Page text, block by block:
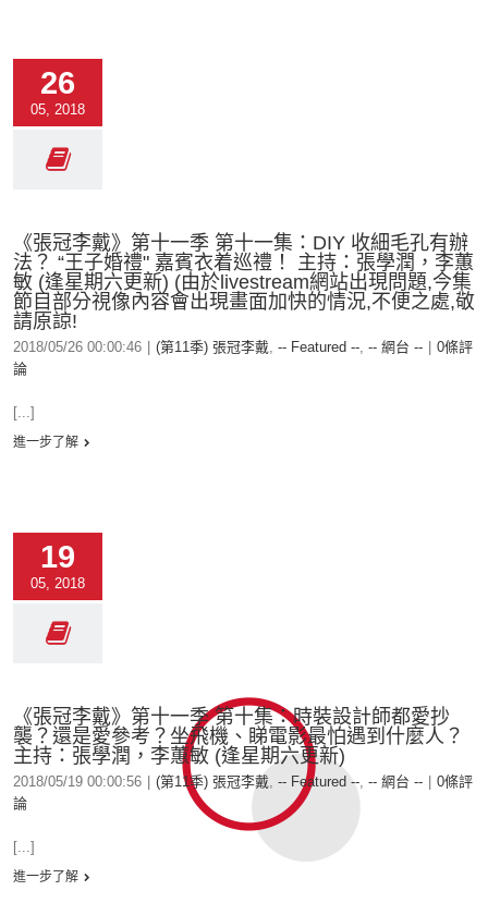
26
05, 2018
《張冠李戴》第十一季 第十一集：DIY 收細毛孔有辦
法？ “王子婚禮" 嘉賓衣着巡禮！ 主持：張學潤，李蕙
敏 (逢星期六更新) (由於livestream網站出現問題,今集
節目部分視像內容會出現畫面加快的情況,不便之處,敬
請原諒!
2018/05/26 00:00:46 (第11季) 張冠李戴, -- Featured --, -- 網台 --
0條評
論
[...]
進一步了解
19
05, 2018
《張冠李戴》第十一季 第十集：時裝設計師都愛抄
襲？還是愛參考？坐飛機、睇電影最怕遇到什麼人？
主持：張學潤，李蕙敏 (逢星期六更新)
2018/05/19 00:00:56 (第11季) 張冠李戴, -- Featured --, -- 網台 --
0條評
論
[...]
進一步了解